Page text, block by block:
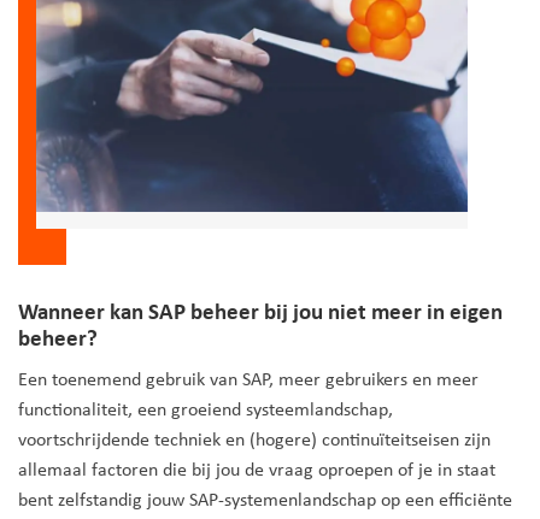
Wanneer kan SAP beheer bij jou niet meer in eigen
beheer?
Een toenemend gebruik van SAP, meer gebruikers en meer
functionaliteit, een groeiend systeemlandschap,
voortschrijdende techniek en (hogere) continuïteitseisen zijn
allemaal factoren die bij jou de vraag oproepen of je in staat
bent zelfstandig jouw SAP-systemenlandschap op een efficiënte